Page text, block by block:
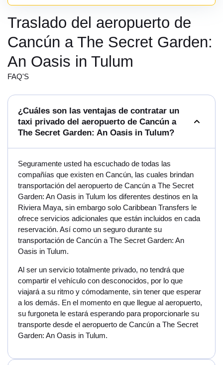
Traslado del aeropuerto de
Cancún a The Secret Garden:
An Oasis in Tulum
FAQ'S
¿Cuáles son las ventajas de contratar un
taxi privado del aeropuerto de Cancún a
The Secret Garden: An Oasis in Tulum?
Seguramente usted ha escuchado de todas las
compañías que existen en Cancún, las cuales brindan
transportación del aeropuerto de Cancún a The Secret
Garden: An Oasis in Tulum los diferentes destinos en la
Riviera Maya, sin embargo solo Caribbean Transfers le
ofrece servicios adicionales que están incluidos en cada
reservación. Así como un seguro durante su
transportación de Cancún a The Secret Garden: An
Oasis in Tulum.
Al ser un servicio totalmente privado, no tendrá que
compartir el vehículo con desconocidos, por lo que
viajará a su ritmo y cómodamente, sin tener que esperar
a los demás. En el momento en que llegue al aeropuerto,
su furgoneta le estará esperando para proporcionarle su
transporte desde el aeropuerto de Cancún a The Secret
Garden: An Oasis in Tulum.